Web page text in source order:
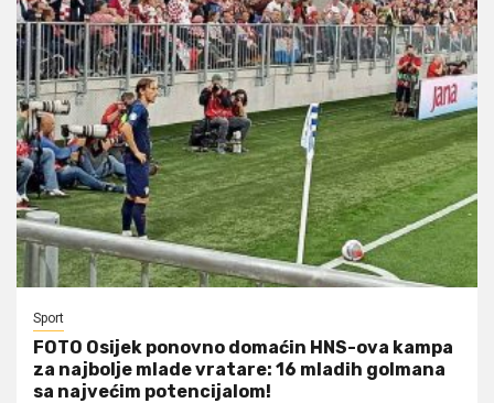
Sport
FOTO Osijek ponovno domaćin HNS-ova kampa
za najbolje mlade vratare: 16 mladih golmana
sa najvećim potencijalom!